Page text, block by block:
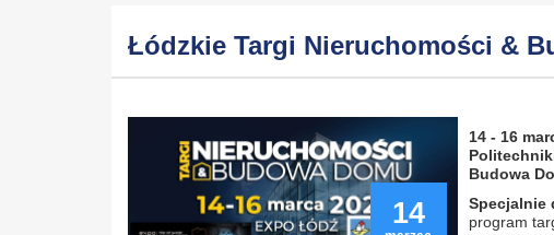
Łódzkie Targi Nieruchomości &
14
14 - 16
Budowa
Specjalnie
program